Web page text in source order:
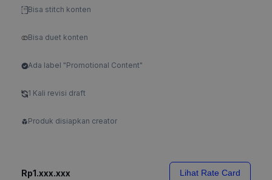
Bisa stitch konten
Bisa duet konten
Ada label "Promotional Content"
1 Kali revisi draft
Produk disiapkan creator
Rp1.xxx.xxx Lihat Rate Card